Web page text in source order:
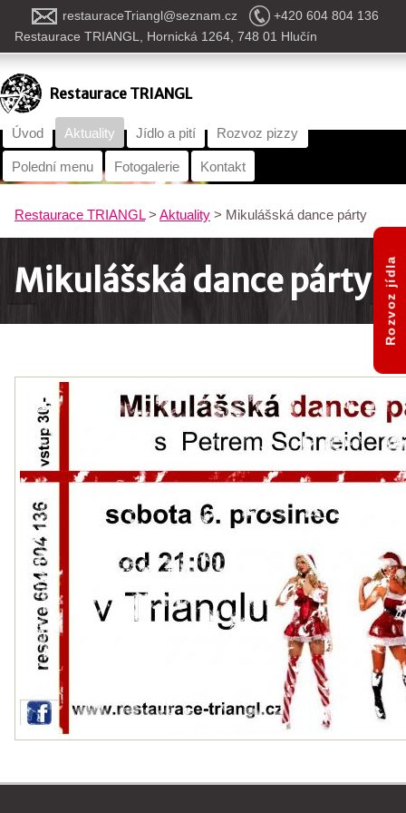
Rozvoz jídla
+420 604 804 136
restauraceTriangl@seznam.cz
Restaurace TRIANGL, Hornická 1264, 748 01 Hlučín
Restaurace TRIANGL
Úvod Aktuality Jídlo a pití Rozvoz pizzy
Polední menu Fotogalerie Kontakt
Restaurace TRIANGL> Aktuality > Mikulášská dance párty
Mikulášská dance párty